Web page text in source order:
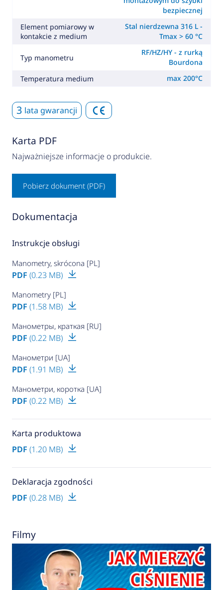
bezpiecznej
Element pomiarowy w
kontakcie z medium
Stal nierdzewna 316 L -
Tmax > 60 °C
Typ manometru
RF/HZ/HY - z rurką
Bourdona
Temperatura medium
max 200°C
3 lata gwarancji
Karta PDF
Najważniejsze informacje o produkcie.
Pobierz dokument (PDF)
Dokumentacja
Instrukcje obsługi
Manometry, skrócona [PL]
PDF (0.23 MB)
Manometry [PL]
PDF (1.58 MB)
Манометры, краткая [RU]
PDF (0.22 MB)
Манометри [UA]
PDF (1.91 MB)
Манометри, коротка [UA]
PDF (0.22 MB)
Karta produktowa
PDF (1.20 MB)
Deklaracja zgodności
PDF (0.28 MB)
Filmy